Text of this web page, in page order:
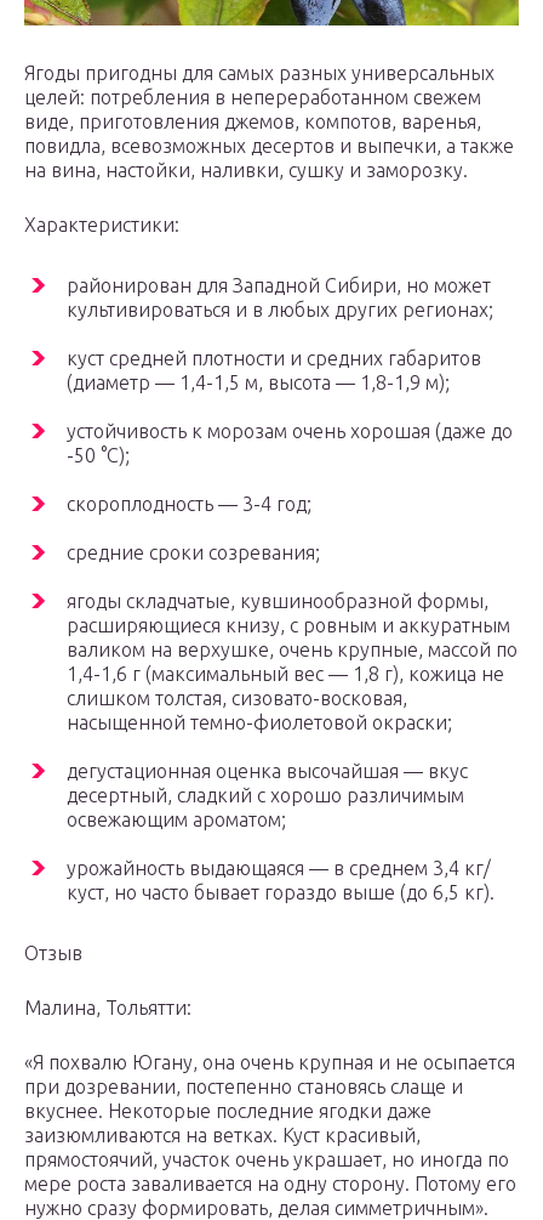
Ягоды пригодны для самых разных универсальных
целей: потребления в непереработанном свежем
виде, приготовления джемов, компотов, варенья,
повидла, всевозможных десертов и выпечки, а также
на вина, настойки, наливки, сушку и заморозку.
Характеристики:
районирован для Западной Сибири, но может
культивироваться и в любых других регионах;
куст средней плотности и средних габаритов
(диаметр — 1,4-1,5 м, высота — 1,8-1,9 м);
устойчивость к морозам очень хорошая (даже до
-50 °С);
скороплодность — 3-4 год;
средние сроки созревания;
ягоды складчатые, кувшинообразной формы,
расширяющиеся книзу, с ровным и аккуратным
валиком на верхушке, очень крупные, массой по
1,4-1,6 г (максимальный вес — 1,8 г), кожица не
слишком толстая, сизовато-восковая,
насыщенной темно-фиолетовой окраски;
дегустационная оценка высочайшая — вкус
десертный, сладкий с хорошо различимым
освежающим ароматом;
урожайность выдающаяся — в среднем 3,4 кг/
куст, но часто бывает гораздо выше (до 6,5 кг).
Отзыв
Малина, Тольятти:
«Я похвалю Югану, она очень крупная и не осыпается
при дозревании, постепенно становясь слаще и
вкуснее. Некоторые последние ягодки даже
заизюмливаются на ветках. Куст красивый,
прямостоячий, участок очень украшает, но иногда по
мере роста заваливается на одну сторону. Потому его
нужно сразу формировать, делая симметричным».